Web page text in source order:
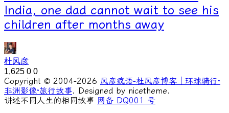
India, one dad cannot wait to see his
children after months away
杜风彦
1,625 0 0
Copyright © 2004-2026 风彦疯语-杜风彦博客｜环球骑行·
非洲影像·旅行故事. Designed by nicetheme.
讲述不同人生的相同故事 网备 DQ001 号